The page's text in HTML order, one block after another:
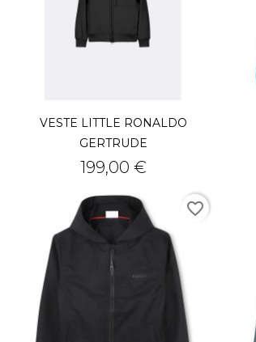
VESTE LITTLE RONALDO
GERTRUDE
Prix
199,00 €
favorite_border